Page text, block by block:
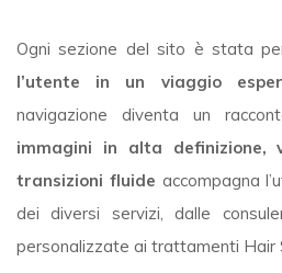
Ogni sezione del sito è stata
l’utente in un viaggio
navigazione diventa un
immagini in alta definizione,
transizioni fluide accompagna
dei diversi servizi, dalle
personalizzate ai trattamenti Hair